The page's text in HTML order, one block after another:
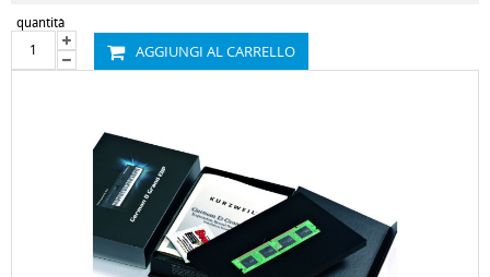
quantità
AGGIUNGI AL CARRELLO